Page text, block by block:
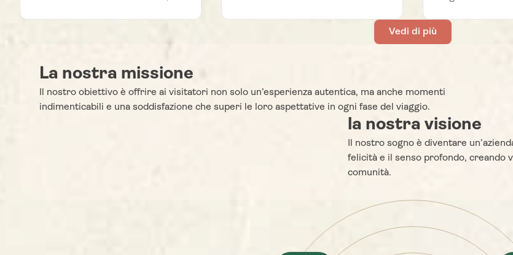
viaggi, io e il mio team desideriamo
consulente di viaggi per Autour
guida ogni giorno. Cerco
costantemente nuovi orizzonti e
culture affascinanti, documentando
ogni esperienza sul mio “Travel
Blog” con il desiderio intenso di
condividere questi momenti
immergerti in incontri autentici e
avventure inesplorate. Spero di
offrirti informazioni preziose e di
ispirare la tua voglia di viaggiare.
ho seguito la
turismo
acquisire le
per creare
indimenticabili
Grazie alla mia
eccezionale e a
cliente viva un
Vedi di più
La nostra missione
Il nostro obiettivo è offrire ai visitatori non solo un’esperienza autentica, ma anche momenti
indimenticabili e una soddisfazione che superi le loro aspettative in ogni fase del viaggio.
la nostra visione
Il nostro sogno è diventare
felicità e il senso profondo,
comunità.